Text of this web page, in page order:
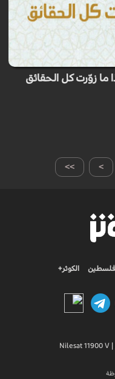
ما زوّرت كل الحقائق
>> >
فلسطين الكوثر+
Nilesat 11900 V |